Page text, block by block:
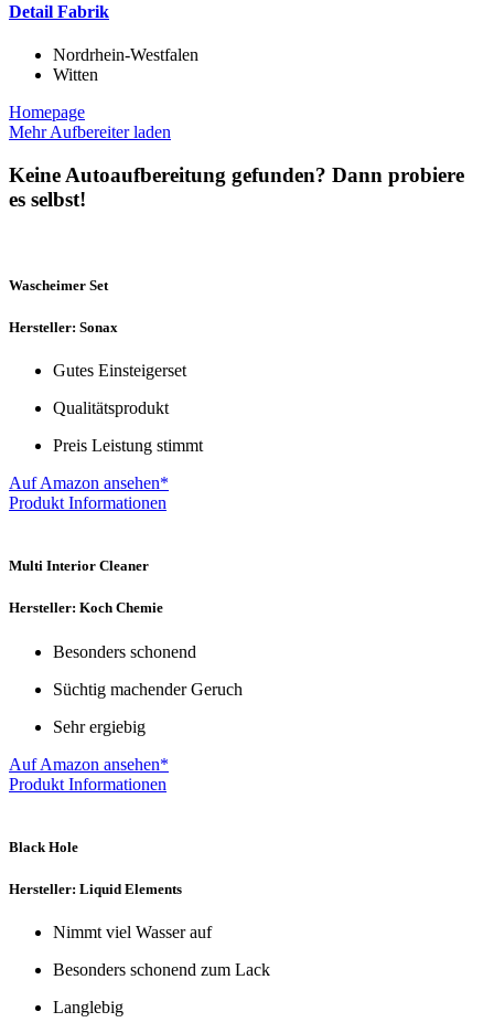
Detail Fabrik
Nordrhein-Westfalen
Witten
Homepage
Mehr Aufbereiter laden
Keine Autoaufbereitung gefunden? Dann probiere
es selbst!
Wascheimer Set
Hersteller: Sonax
Gutes Einsteigerset
Qualitätsprodukt
Preis Leistung stimmt
Auf Amazon ansehen*
Produkt Informationen
Multi Interior Cleaner
Hersteller: Koch Chemie
Besonders schonend
Süchtig machender Geruch
Sehr ergiebig
Auf Amazon ansehen*
Produkt Informationen
Black Hole
Hersteller: Liquid Elements
Nimmt viel Wasser auf
Besonders schonend zum Lack
Langlebig